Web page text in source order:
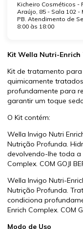
Kicheiro Cosméticos -
Araújo, 85 - Sala 102
PB. Atendimento de
8:00 às 18:00
Kit Wella Nutri-Enrich
Kit de tratamento para
quimicamente
profundamente para
garantir um toque
O Kit contém:
Wella Invigo Nutri
Nutrição Profunda.
devolvendo-lhe toda a
Complex. COM GOJI
Wella Invigo Nutri-
Nutrição Profunda.
condiciona
Enrich Complex. COM
Modo de Uso